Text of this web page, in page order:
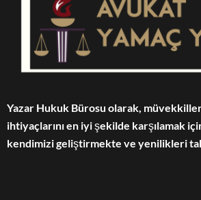
Yazar Hukuk Bürosu olarak,
ihtiyaçlarını en iyi şekilde karşılamak
kendimizi geliştirmekte ve yenilikleri